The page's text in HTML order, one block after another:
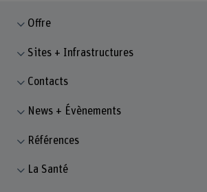
Offre
Sites + Infrastructures
Contacts
News + Évènements
Références
La Santé